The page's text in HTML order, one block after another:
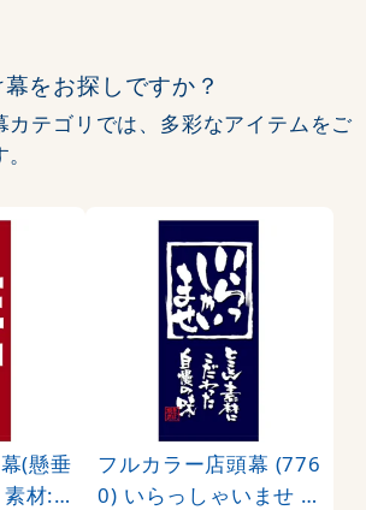
をお探しですか？
カテゴリでは、多彩なアイテムをご
(懸垂
材:
フルカラー店頭幕 (776
0) いらっしゃいませ (